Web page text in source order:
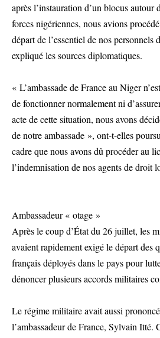
après l’instauration d’un blocus autour
forces nigériennes, nous avions
départ de l’essentiel de nos
expliqué les sources diplomatiques.
« L’ambassade de France au Niger
de fonctionner normalement ni
acte de cette situation, nous avons
de notre ambassade », ont-t-elles
cadre que nous avons dû procéder au
l’indemnisation de nos agents de droit
Ambassadeur « otage »
Après le coup d’État du 26 juillet, les
avaient rapidement exigé le départ des
français déployés dans le pays pour
dénoncer plusieurs accords militaires
Le régime militaire avait aussi
l’ambassadeur de France, Sylvain Itté.